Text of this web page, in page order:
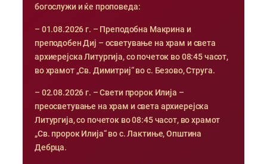
богослужи и ќе проповеда:
– 01.08.2026 г. – Преподобна Макрина и
преподобен Диј – осветување на храм и света
архиерејска Литургија, со почеток во 08:45 часот,
во храмот „Св. Димитриј“ во с. Безово, Струга.
– 02.08.2026 г. – Свети пророк Илија –
преосветување на храм и света архиерејска
Литургија, со почеток во 08:45 часот, во храмот
„Св. пророк Илија“ во с. Лактиње, Општина
Дебрца.